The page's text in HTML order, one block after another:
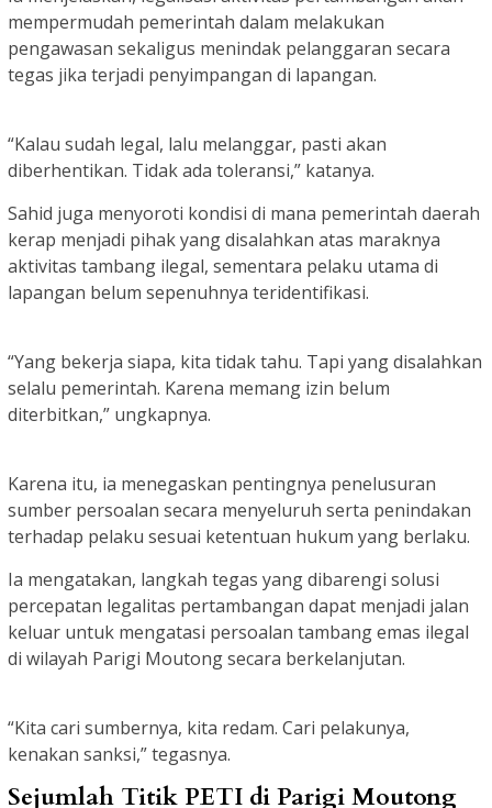
mempermudah pemerintah dalam melakukan
pengawasan sekaligus menindak pelanggaran secara
tegas jika terjadi penyimpangan di lapangan.
“Kalau sudah legal, lalu melanggar, pasti akan
diberhentikan. Tidak ada toleransi,” katanya.
Sahid juga menyoroti kondisi di mana pemerintah daerah
kerap menjadi pihak yang disalahkan atas maraknya
aktivitas tambang ilegal, sementara pelaku utama di
lapangan belum sepenuhnya teridentifikasi.
“Yang bekerja siapa, kita tidak tahu. Tapi yang disalahkan
selalu pemerintah. Karena memang izin belum
diterbitkan,” ungkapnya.
Karena itu, ia menegaskan pentingnya penelusuran
sumber persoalan secara menyeluruh serta penindakan
terhadap pelaku sesuai ketentuan hukum yang berlaku.
Ia mengatakan, langkah tegas yang dibarengi solusi
percepatan legalitas pertambangan dapat menjadi jalan
keluar untuk mengatasi persoalan tambang emas ilegal
di wilayah Parigi Moutong secara berkelanjutan.
“Kita cari sumbernya, kita redam. Cari pelakunya,
kenakan sanksi,” tegasnya.
Sejumlah Titik PETI di Parigi Moutong